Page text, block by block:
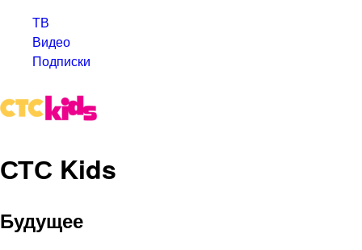
ТВ
Видео
Подписки
СТС Kids
Будущее